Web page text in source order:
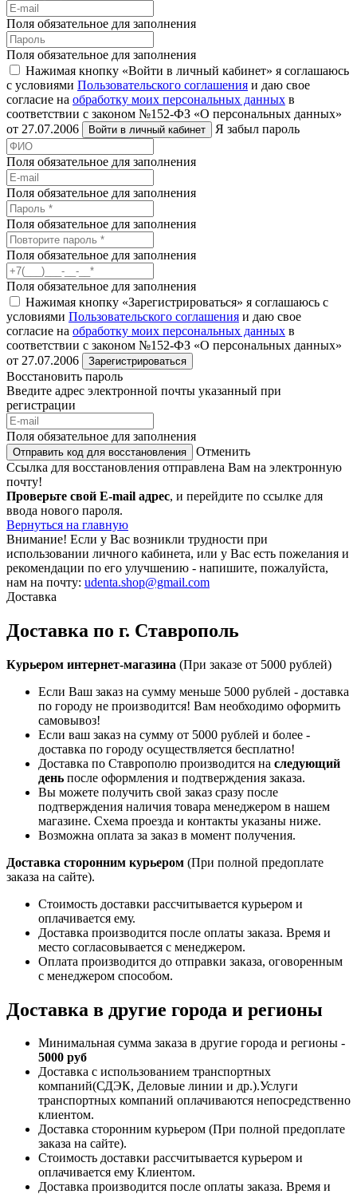
Поля обязательное для заполнения
Поля обязательное для заполнения
Нажимая кнопку «Войти в личный кабинет» я соглашаюсь
с условиями Пользовательского соглашения и даю свое
согласие на обработку моих персональных данных в
соответствии с законом №152-ФЗ «О персональных данных»
от 27.07.2006
Войти в личный кабинет Я забыл пароль
Поля обязательное для заполнения
Поля обязательное для заполнения
Поля обязательное для заполнения
Поля обязательное для заполнения
Поля обязательное для заполнения
Нажимая кнопку «Зарегистрироваться» я соглашаюсь с
условиями Пользовательского соглашения и даю свое
согласие на обработку моих персональных данных в
соответствии с законом №152-ФЗ «О персональных данных»
от 27.07.2006
Зарегистрироваться
Восстановить пароль
Введите адрес электронной почты указанный при
регистрации
Поля обязательное для заполнения
Отправить код для восстановления
Отменить
Ссылка для восстановления отправлена Вам на электронную
почту!
Проверьте свой E-mail адрес, и перейдите по ссылке для
ввода нового пароля.
Вернуться на главную
Внимание! Если у Вас возникли трудности при
использовании личного кабинета, или у Вас есть пожелания и
рекомендации по его улучшению - напишите, пожалуйста,
нам на почту: udenta.shop@gmail.com
Доставка
Доставка по г. Ставрополь
Курьером интернет-магазина (При заказе от 5000 рублей)
Если Ваш заказ на сумму меньше 5000 рублей - доставка
по городу не производится! Вам необходимо оформить
самовывоз!
Если ваш заказ на сумму от 5000 рублей и более -
доставка по городу осуществляется бесплатно!
Доставка по Ставрополю производится на следующий
день после оформления и подтверждения заказа.
Вы можете получить свой заказ сразу после
подтверждения наличия товара менеджером в нашем
магазине. Схема проезда и контакты указаны ниже.
Возможна оплата за заказ в момент получения.
Доставка сторонним курьером (При полной предоплате
заказа на сайте).
Стоимость доставки рассчитывается курьером и
оплачивается ему.
Доставка производится после оплаты заказа. Время и
место согласовывается с менеджером.
Оплата производится до отправки заказа, оговоренным
с менеджером способом.
Доставка в другие города и регионы
Минимальная сумма заказа в другие города и регионы -
5000 руб
Доставка с использованием транспортных
компаний(СДЭК, Деловые линии и др.).Услуги
транспортных компаний оплачиваются непосредственно
клиентом.
Доставка сторонним курьером (При полной предоплате
заказа на сайте).
Стоимость доставки рассчитывается курьером и
оплачивается ему Клиентом.
Доставка производится после оплаты заказа. Время и